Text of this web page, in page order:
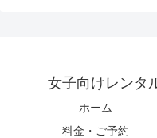
女子向けレンタ
ホーム
料金・ご予約